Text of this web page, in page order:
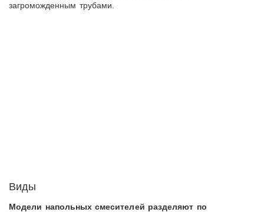
загроможденным трубами.
Виды
Модели напольных смесителей разделяют по